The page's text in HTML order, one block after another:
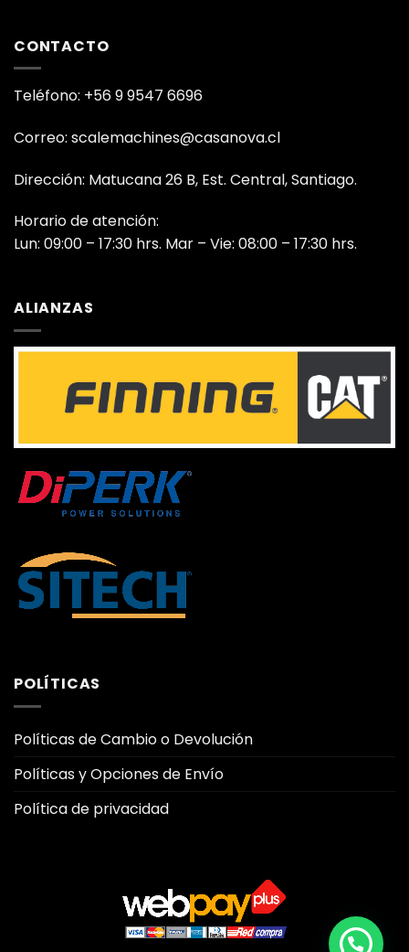
CONTACTO
Teléfono: +56 9 9547 6696
Correo: scalemachines@casanova.cl
Dirección: Matucana 26 B, Est. Central, Santiago.
Horario de atención:
Lun: 09:00 – 17:30 hrs. Mar – Vie: 08:00 – 17:30 hrs.
ALIANZAS
POLÍTICAS
Políticas de Cambio o Devolución
Políticas y Opciones de Envío
Política de privacidad